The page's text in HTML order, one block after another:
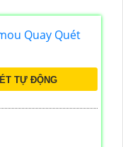
TỰ ĐỘNG